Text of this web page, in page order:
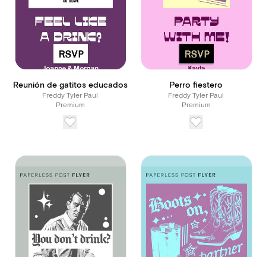
Reunión de gatitos educados
Freddy Tyler Paul
Premium
Perro fiestero
Freddy Tyler Paul
Premium